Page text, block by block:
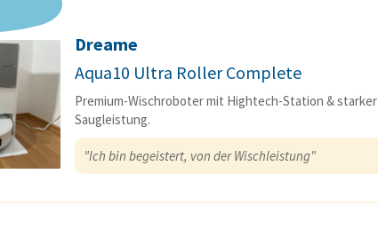
Dreame
Aqua10 Ultra Roller Complete
Premium-Wischroboter mit Hightech-Station & starker
Saugleistung.
"Ich bin begeistert, von der Wischleistung"